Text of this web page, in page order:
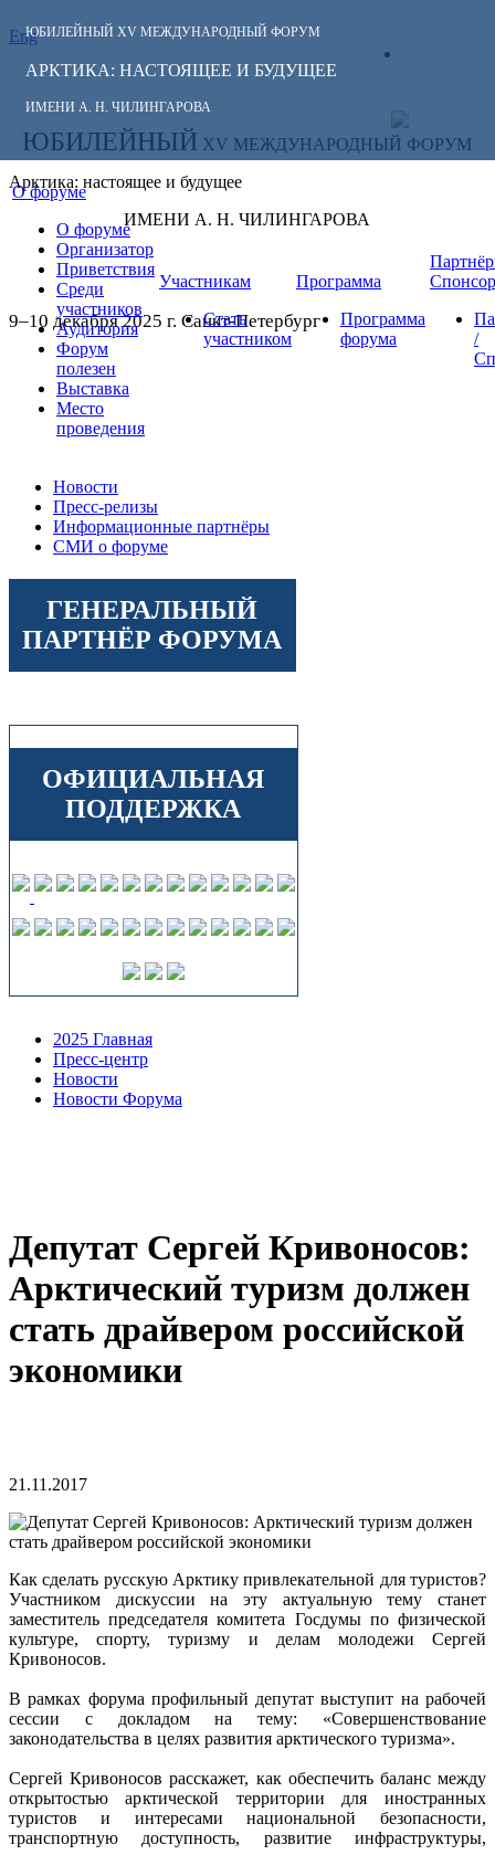
ЮБИЛЕЙНЫЙ XV МЕЖДУНАРОДНЫЙ ФОРУМ
АРКТИКА: НАСТОЯЩЕЕ И БУДУЩЕЕ
ИМЕНИ А. Н. ЧИЛИНГАРОВА
Eng
СЛЕДИТЕ ЗА
НОВОСТЯМИ
ФОРУМА:
ЮБИЛЕЙНЫЙ XV МЕЖДУНАРОДНЫЙ ФОРУМ
Арктика: настоящее и будущее
ИМЕНИ А. Н. ЧИЛИНГАРОВА
9–10 декабря 2025 г. Санкт-Петербург
О форуме
О форуме
Организатор
Приветствия
Среди
участников
Аудитория
Форум
полезен
Выставка
Место
проведения
Участникам
Стать
участником
Программа
Программа
форума
/
Новости
Пресс-релизы
Информационные партнёры
СМИ о форуме
ГЕНЕРАЛЬНЫЙ
ПАРТНЁР ФОРУМА
ОФИЦИАЛЬНАЯ
ПОДДЕРЖКА
2025 Главная
Пресс-центр
Новости
Новости Форума
Депутат Сергей Кривоносов:
Арктический туризм должен
стать драйвером российской
экономики
21.11.2017
Как сделать русскую Арктику привлекательной для туристов?
Участником дискуссии на эту актуальную тему станет
заместитель председателя комитета Госдумы по физической
культуре, спорту, туризму и делам молодежи Сергей
Кривоносов.
В рамках форума профильный депутат выступит на рабочей
сессии с докладом на тему: «Совершенствование
законодательства в целях развития арктического туризма».
Сергей Кривоносов расскажет, как обеспечить баланс между
открытостью арктической территории для иностранных
туристов и интересами национальной безопасности,
транспортную доступность, развитие инфраструктуры,